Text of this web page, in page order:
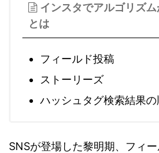
インスタでアルゴリズ
とは
フィールド投稿
ストーリーズ
ハッシュタグ検索結果の
SNSが登場した黎明期、フィ